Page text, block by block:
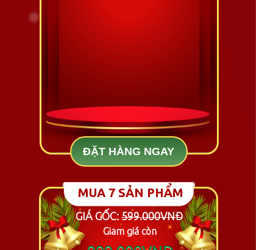
ĐẶT HÀNG NGAY
MUA 7 SẢN PHẨM
GIÁ GỐC: 599.000VNĐ
Giảm giá còn